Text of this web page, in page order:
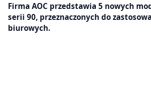
Firma AOC przedstawia 5 nowych
serii 90, przeznaczonych do
biurowych.